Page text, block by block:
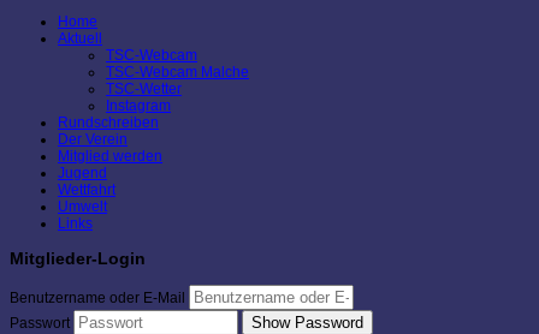
Home
Aktuell
TSC-Webcam
TSC-Webcam Malche
TSC-Wetter
Instagram
Rundschreiben
Der Verein
Mitglied werden
Jugend
Wettfahrt
Umwelt
Links
Mitglieder-Login
Benutzername oder E-Mail
Passwort
Show Password